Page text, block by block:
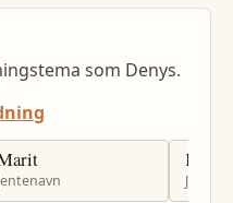
som Denys.
Kari